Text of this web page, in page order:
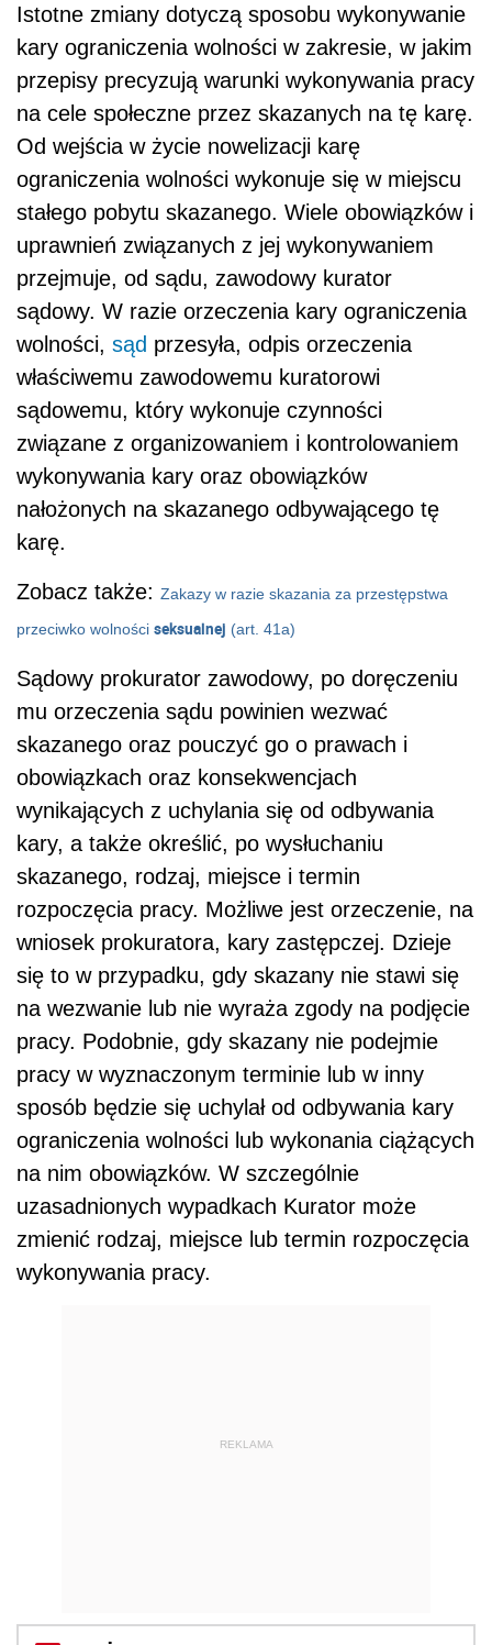
Istotne zmiany dotyczą sposobu wykonywanie
kary ograniczenia wolności w zakresie, w jakim
przepisy precyzują warunki wykonywania pracy
na cele społeczne przez skazanych na tę karę.
Od wejścia w życie nowelizacji karę
ograniczenia wolności wykonuje się w miejscu
stałego pobytu skazanego. Wiele obowiązków i
uprawnień związanych z jej wykonywaniem
przejmuje, od sądu, zawodowy kurator
sądowy. W razie orzeczenia kary ograniczenia
wolności, sąd przesyła, odpis orzeczenia
właściwemu zawodowemu kuratorowi
sądowemu, który wykonuje czynności
związane z organizowaniem i kontrolowaniem
wykonywania kary oraz obowiązków
nałożonych na skazanego odbywającego tę
karę.
Zobacz także: Zakazy w razie skazania za przestępstwa
przeciwko wolności seksualnej (art. 41a)
Sądowy prokurator zawodowy, po doręczeniu
mu orzeczenia sądu powinien wezwać
skazanego oraz pouczyć go o prawach i
obowiązkach oraz konsekwencjach
wynikających z uchylania się od odbywania
kary, a także określić, po wysłuchaniu
skazanego, rodzaj, miejsce i termin
rozpoczęcia pracy. Możliwe jest orzeczenie, na
wniosek prokuratora, kary zastępczej. Dzieje
się to w przypadku, gdy skazany nie stawi się
na wezwanie lub nie wyraża zgody na podjęcie
pracy. Podobnie, gdy skazany nie podejmie
pracy w wyznaczonym terminie lub w inny
sposób będzie się uchylał od odbywania kary
ograniczenia wolności lub wykonania ciążących
na nim obowiązków. W szczególnie
uzasadnionych wypadkach Kurator może
zmienić rodzaj, miejsce lub termin rozpoczęcia
wykonywania pracy.
REKLAMA